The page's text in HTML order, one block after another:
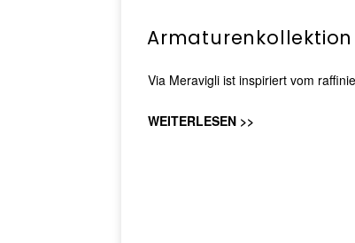
Armaturenkollektion
Via Meravigli ist inspiriert vom
WEITERLESEN >>